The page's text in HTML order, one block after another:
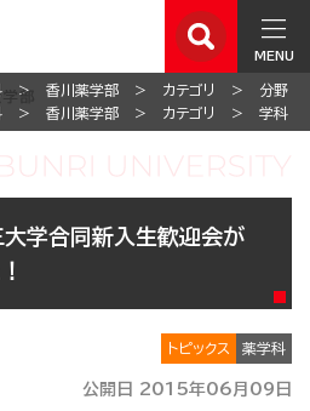
MENU
香川薬学部 カテゴリ
分野
香川薬学部 カテゴリ 学科
学合同新入生歓迎会が
トピックス 薬学科
公開日 2015年06月09日